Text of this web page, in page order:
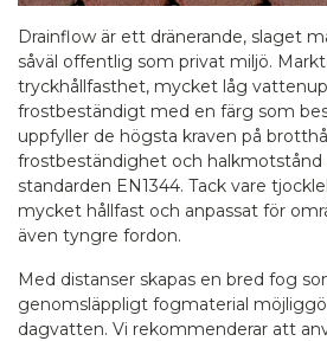
Drainflow är ett dränerande, slaget
såväl offentlig som privat miljö.
tryckhållfasthet, mycket låg
frostbeständigt med en färg som
uppfyller de högsta kraven på
frostbeständighet och halkmotstånd
standarden EN1344. Tack vare
mycket hållfast och anpassat för
även tyngre fordon.
Med distanser skapas en bred fog
genomsläppligt fogmaterial
dagvatten. Vi rekommenderar att